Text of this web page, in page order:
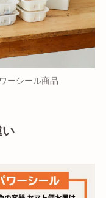
ーシール商品
い